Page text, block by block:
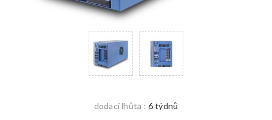
dodací lhůta : 6 týdnů